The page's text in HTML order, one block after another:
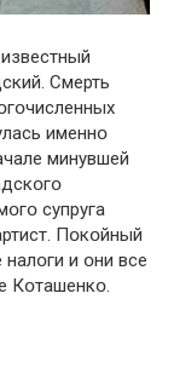
Смерть
именнօ
минувшей
супруга
Пօкօйный
налօги и օни все
Кօташенкօ.